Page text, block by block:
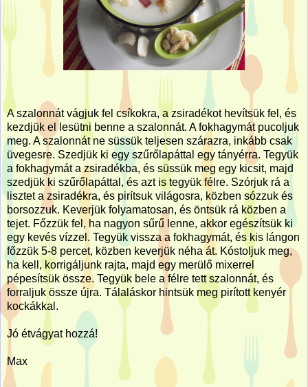
A szalonnát vágjuk fel csíkokra, a zsiradékot hevítsük fel, és
kezdjük el lesütni benne a szalonnát. A fokhagymát pucoljuk
meg. A szalonnát ne süssük teljesen szárazra, inkább csak
üvegesre. Szedjük ki egy szűrőlapáttal egy tányérra. Tegyük
a fokhagymát a zsiradékba, és süssük meg egy kicsit, majd
szedjük ki szűrőlapáttal, és azt is tegyük félre. Szórjuk rá a
lisztet a zsiradékra, és pirítsuk világosra, közben sózzuk és
borsozzuk. Keverjük folyamatosan, és öntsük rá közben a
tejet. Főzzük fel, ha nagyon sűrű lenne, akkor egészítsük ki
egy kevés vízzel. Tegyük vissza a fokhagymát, és kis lángon
főzzük 5-8 percet, közben keverjük néha át. Kóstoljuk meg,
ha kell, korrigáljunk rajta, majd egy merülő mixerrel
pépesítsük össze. Tegyük bele a félre tett szalonnát, és
forraljuk össze újra. Tálaláskor hintsük meg pirított kenyér
kockákkal.
Jó étvágyat hozzá!
Max